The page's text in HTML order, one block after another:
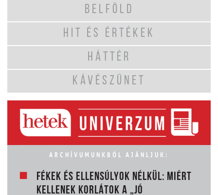
BELFÖLD
HIT ÉS ÉRTÉKEK
HÁTTÉR
KÁVÉSZÜNET
ARCHÍVUMUNKBÓL AJÁNLJUK:
FÉKEK ÉS ELLENSÚLYOK NÉLKÜL: MIÉRT
KELLENEK KORLÁTOK A „JÓ